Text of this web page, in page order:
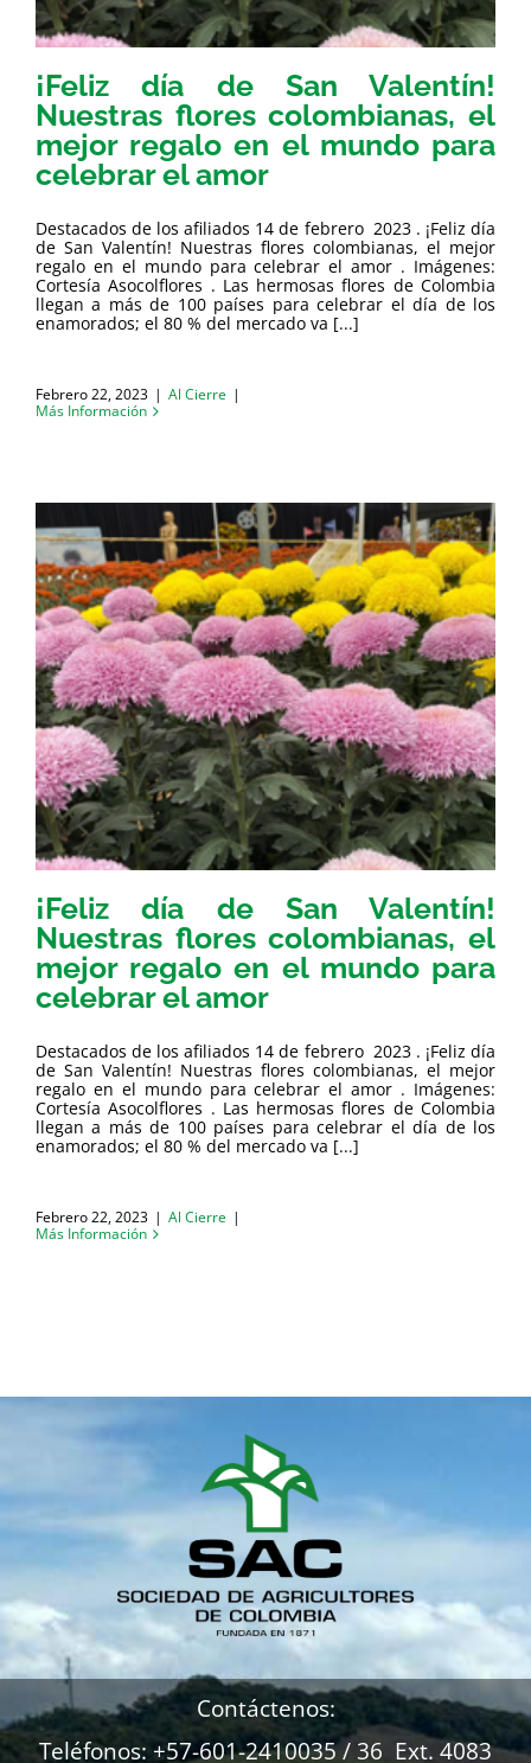
¡Feliz día de San Valentín!
Nuestras flores colombianas, el
mejor regalo en el mundo para
celebrar el amor
Destacados de los afiliados 14 de febrero 2023 . ¡Feliz día
de San Valentín! Nuestras flores colombianas, el mejor
regalo en el mundo para celebrar el amor . Imágenes:
Cortesía Asocolflores . Las hermosas flores de Colombia
llegan a más de 100 países para celebrar el día de los
enamorados; el 80 % del mercado va [...]
Febrero 22, 2023 | Al Cierre |
Más Información
¡Feliz día de San Valentín!
Nuestras flores colombianas, el
mejor regalo en el mundo para
celebrar el amor
Destacados de los afiliados 14 de febrero 2023 . ¡Feliz día
de San Valentín! Nuestras flores colombianas, el mejor
regalo en el mundo para celebrar el amor . Imágenes:
Cortesía Asocolflores . Las hermosas flores de Colombia
llegan a más de 100 países para celebrar el día de los
enamorados; el 80 % del mercado va [...]
Febrero 22, 2023 | Al Cierre |
Más Información
Contáctenos:
Teléfonos: +57-601-2410035 / 36 Ext. 4083